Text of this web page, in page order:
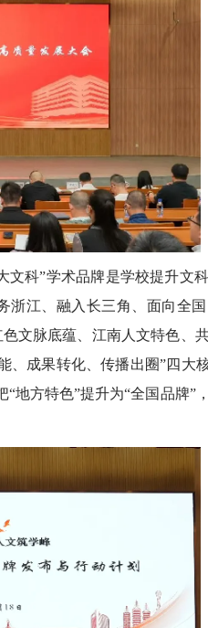
文科”学术品牌是学校提升文
浙江、融入长三角、面向全
文脉底蕴、江南人文特色、
成果转化、传播出圈”四大
地方特色”提升为“全国品牌”